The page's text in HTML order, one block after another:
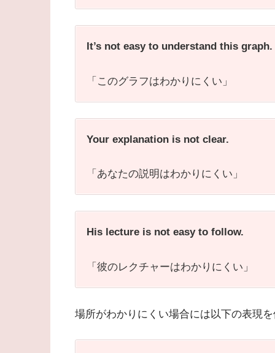
It’s not easy to understand this graph.
「このグラフはわかりにくい」
Your explanation is not clear.
「あなたの説明はわかりにくい」
His lecture is not easy to follow.
「彼のレクチャーはわかりにくい」
場所がわかりにくい場合には以下の表現